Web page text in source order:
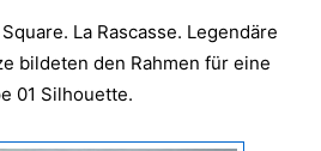
La Rascasse. Legendäre
bildeten den Rahmen für eine
01 Silhouette.